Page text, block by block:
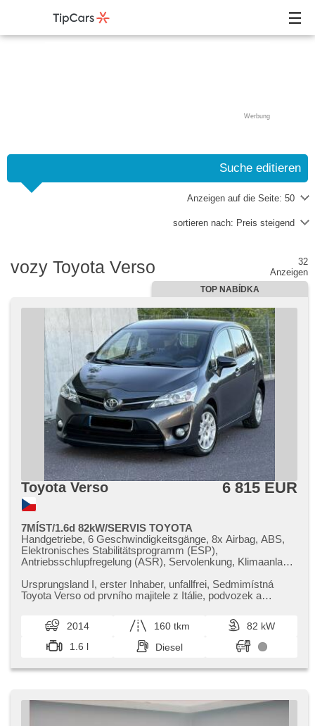
Werbung
Suche editieren
Anzeigen auf die Seite: 50
sortieren nach: Preis steigend
vozy Toyota Verso
32
Anzeigen
TOP NABÍDKA
Toyota Verso 6 815 EUR
7MÍST/1.6d 82kW/SERVIS TOYOTA
Handgetriebe, 6 Geschwindigkeitsgänge, 8x Airbag, ABS,
Elektronisches Stabilitätsprogramm (ESP),
Antriebsschlupfregelung (ASR), Servolenkung, Klimaanlage,
Beifahrerairbagdeaktivierung, El. Seitenscheiben, El.
Spiegel, Wegfahrsperre, Zentralverriegelung mit
Positionssitze, Abnutzungssensor des Bremsbelages,
Nebelscheinwerfer, USB, AUX, Autoradio, CD-Spieler,
Außenthermometer, beheizte Spiegel, Klimaablage, Teilbare
Rücksitzbank, zadní loketní opěrka, Innenthermometer,
Längssitzvorschub
Ursprungsland I,​ erster Inhaber,​ unfallfrei,​ Sedmimístná
Toyota Verso od prvního majitele z Itálie,​ podvozek a
2014 160 tkm
82 kW
1.6 l
Diesel